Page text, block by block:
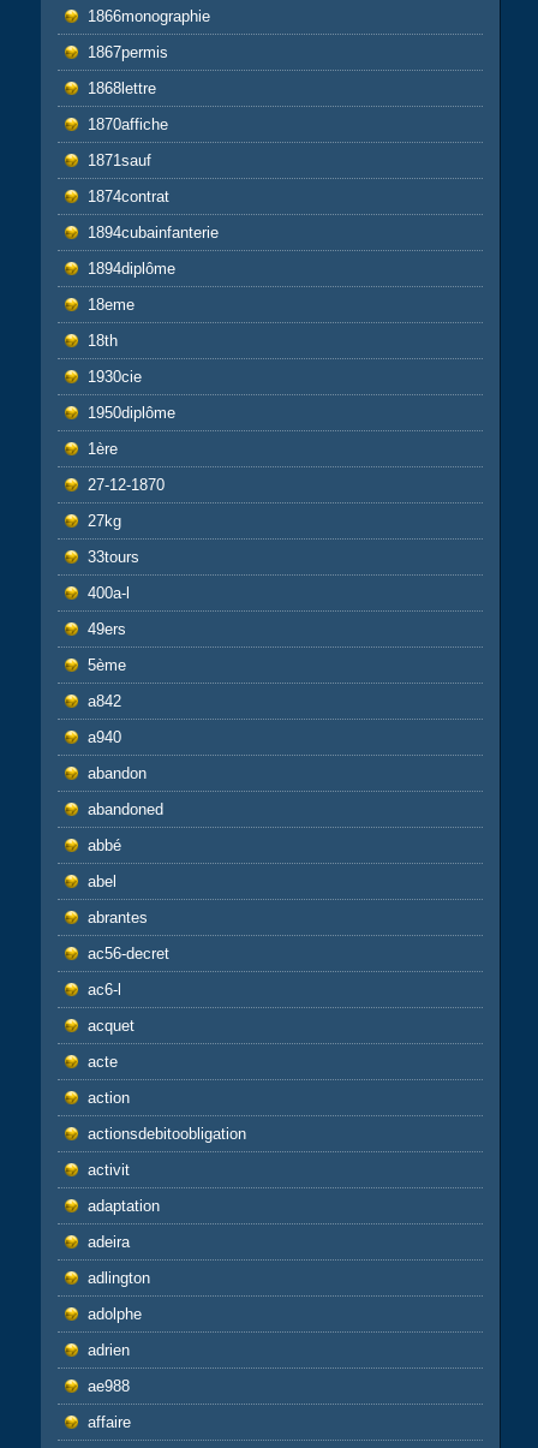
1866monographie
1867permis
1868lettre
1870affiche
1871sauf
1874contrat
1894cubainfanterie
1894diplôme
18eme
18th
1930cie
1950diplôme
1ère
27-12-1870
27kg
33tours
400a-l
49ers
5ème
a842
a940
abandon
abandoned
abbé
abel
abrantes
ac56-decret
ac6-l
acquet
acte
action
actionsdebitoobligation
activit
adaptation
adeira
adlington
adolphe
adrien
ae988
affaire